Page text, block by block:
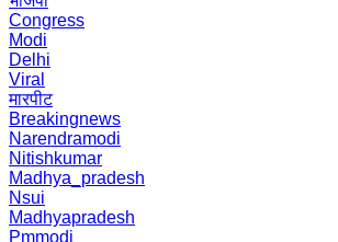
Congress
Modi
Delhi
Viral
मारपीट
Breakingnews
Narendramodi
Nitishkumar
Madhya_pradesh
Nsui
Madhyapradesh
Pmmodi